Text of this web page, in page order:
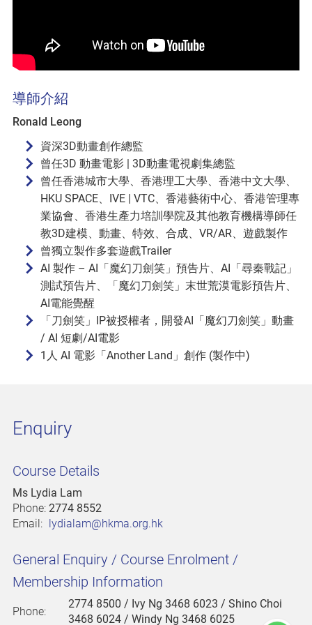
導師介紹
Ronald Leong
資深3D動畫創作總監
曾任3D 動畫電影 | 3D動畫電視劇集總監
曾任香港城市大學、香港理工大學、香港中文大學、
HKU SPACE、IVE | VTC、香港藝術中心、香港管理專
業協會、香港生產力培訓學院及其他教育機構導師任
教3D建模、動畫、特效、合成、VR/AR、遊戲製作
曾獨立製作多套遊戲Trailer
AI 製作 – AI「魔幻刀劍笑」預告片、AI「尋秦戰記」
測試預告片、「魔幻刀劍笑」末世荒漠電影預告片、
AI電能覺醒
「刀劍笑」IP被授權者，開發AI「魔幻刀劍笑」動畫
/ AI 短劇/AI電影
1人 AI 電影「Another Land」創作 (製作中)
Enquiry
Course Details
Ms Lydia Lam
Phone: 2774 8552
Email: lydialam@hkma.org.hk
General Enquiry / Course Enrolment /
Membership Information
Phone:
2774 8500 / Ivy Ng 3468 6023 / Shino Choi
3468 6024 / Windy Ng 3468 6025